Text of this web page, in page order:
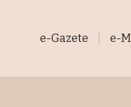
e-Gazete e-